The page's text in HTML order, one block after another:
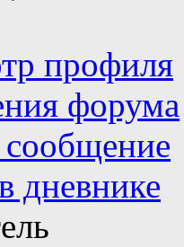
профиля
форума
дневнике